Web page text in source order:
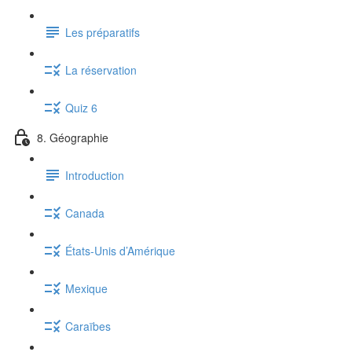
Les préparatifs
La réservation
Quiz 6
8. Géographie
Introduction
Canada
États-Unis d’Amérique
Mexique
Caraïbes